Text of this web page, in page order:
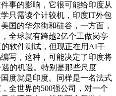
事的影响，它很可能给印度从
只需读个计较机，印度IT外包
国的华尔街和硅谷，一方面，
全球就有跨越2亿个工做岗亭
软件测试，但现正在用AI干
写，这种，可能决定了印度将
的机遇。特别是那些尺度
度就是印度。同样是一名法式
全世界的500强公司，对一个